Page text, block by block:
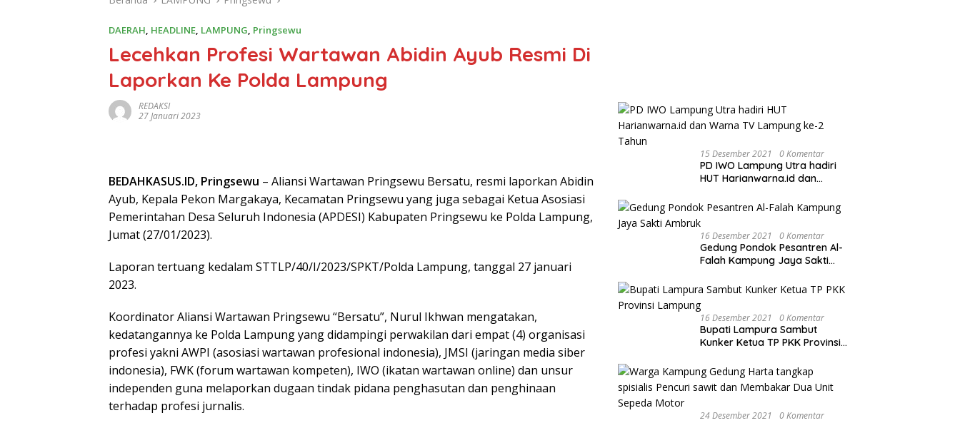
DAERAH, HEADLINE, LAMPUNG, Pringsewu
Lecehkan Profesi Wartawan Abidin Ayub Resmi Di
Laporkan Ke Polda Lampung
REDAKSI
27 Januari 2023
BEDAHKASUS.ID, Pringsewu – Aliansi Wartawan Pringsewu Bersatu, resmi laporkan Abidin
Ayub, Kepala Pekon Margakaya, Kecamatan Pringsewu yang juga sebagai Ketua Asosiasi
Pemerintahan Desa Seluruh Indonesia (APDESI) Kabupaten Pringsewu ke Polda Lampung,
Jumat (27/01/2023).
Laporan tertuang kedalam STTLP/40/I/2023/SPKT/Polda Lampung, tanggal 27 januari
2023.
Koordinator Aliansi Wartawan Pringsewu “Bersatu”, Nurul Ikhwan mengatakan,
kedatangannya ke Polda Lampung yang didampingi perwakilan dari empat (4) organisasi
profesi yakni AWPI (asosiasi wartawan profesional indonesia), JMSI (jaringan media siber
indonesia), FWK (forum wartawan kompeten), IWO (ikatan wartawan online) dan unsur
independen guna melaporkan dugaan tindak pidana penghasutan dan penghinaan
terhadap profesi jurnalis.
15 Desember 2021 0 Komentar
PD IWO Lampung Utra hadiri
HUT Harianwarna.id dan
Tahun
16 Desember 2021 0 Komentar
Gedung Pondok Pesantren Al-
Falah Kampung Jaya Sakti
16 Desember 2021 0 Komentar
Bupati Lampura Sambut
Kunker Ketua TP PKK Provinsi
24 Desember 2021 0 Komentar